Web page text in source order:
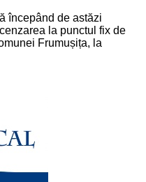
începând de astăzi
la punctul fix de
Frumușița, la